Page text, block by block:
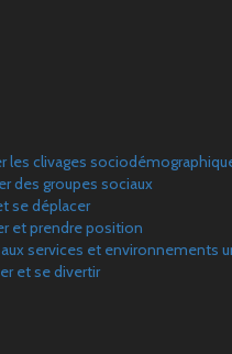
les clivages
des groupes sociaux
se déplacer
et prendre position
services et environnements
et se divertir